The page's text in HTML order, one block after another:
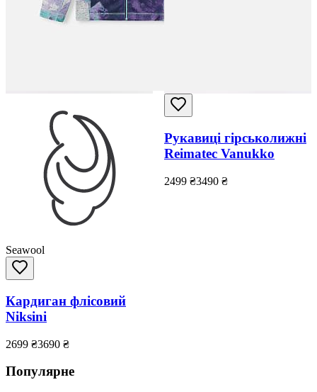
Seawool
Кардиган флісовий
Niksini
2699 ₴3690 ₴
Рукавиці гірськолижні
Reimatec Vanukko
2499 ₴3490 ₴
Популярне